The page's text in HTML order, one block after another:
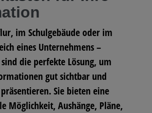
im Schulgebäude oder im
eines Unternehmens –
sind die perfekte Lösung, um
gut sichtbar und
Sie bieten eine
Möglichkeit, Aushänge, Pläne,